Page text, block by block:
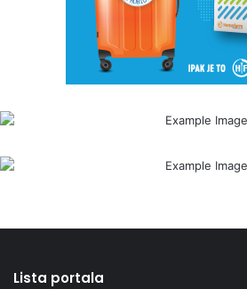
Lista portala